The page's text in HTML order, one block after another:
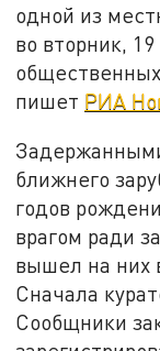
одной из
во вторник,
пишет РИА
ближнего
годов
врагом ради
вышел на них
Сначала
Сообщники